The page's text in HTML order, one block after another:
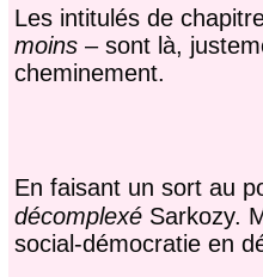
Les intitulés de
moins– sont là,
cheminement.
En faisant un sort au
décomplexéSarkozy.
social-démocratie en